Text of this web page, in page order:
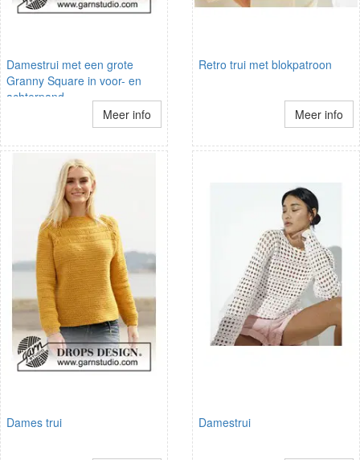
Damestrui met een grote
Granny Square in voor- en
achterpand
Meer info
Retro trui met blokpatroon
Meer info
Dames trui Damestrui